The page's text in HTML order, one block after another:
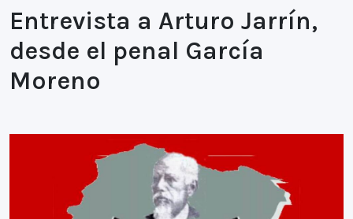
Entrevista a Arturo Jarrín,
desde el penal García
Moreno